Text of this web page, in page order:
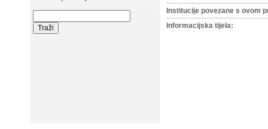
Institucije povezane s ovom
Informacijska tijela: